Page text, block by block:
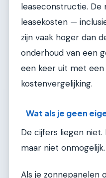
leaseconstructie. De
leasekosten —
zijn vaak hoger dan
onderhoud van een
een keer uit met een
kostenvergelijking.
Wat als je geen
De cijfers liegen
maar niet onmogelijk.
Als je zonnepanelen